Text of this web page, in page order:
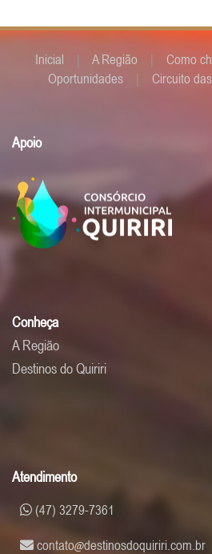
Inicial | A Região | Como
Oportunidades
| Circuito
Apoio
Conheça
A Região
Destinos do Quiriri
Atendimento
(47) 3279-7361
contato destinosdoquiriri.com.br